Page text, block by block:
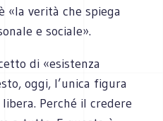
«la verità che spiega
e sociale».
di «esistenza
oggi, l’unica figura
Perché il credere